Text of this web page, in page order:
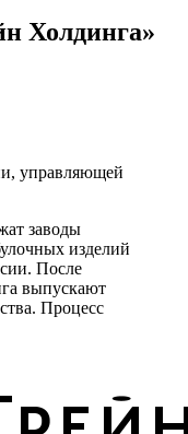
Холдинга»
управляющей
заводы
изделий
После
выпускают
Процесс